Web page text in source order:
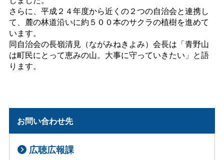
さらに、平成２４年度から近くの２つの自治会と連携し
て、麓の林道沿いに約５００本のサクラの植樹を進めて
います。
同自治会の長嶺清見（ながみねきよみ）会長は「青野山
は町民にとって恵みの山。大事に守っていきたい」と語
ります。
お問い合わせ先
広聴広報課